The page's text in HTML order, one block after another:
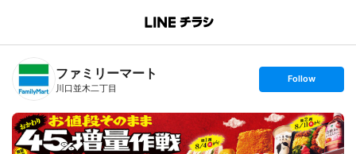
B
n
T
ファミリーマート
川口並木二丁目
s
t
o
l
l
o
w
Follow